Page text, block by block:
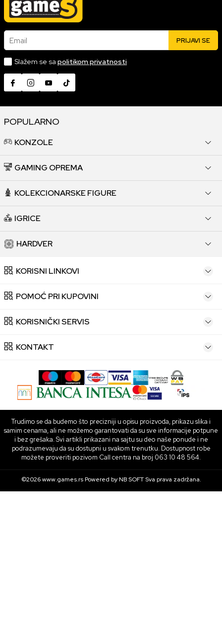
Email PRIJAVI SE
Slažem se sa politikom privatnosti
POPULARNO
KONZOLE
GAMING OPREMA
KOLEKCIONARSKE FIGURE
IGRICE
HARDVER
KORISNI LINKOVI
POMOĆ PRI KUPOVINI
KORISNIČKI SERVIS
KONTAKT
Trudimo se da budemo što precizniji u opisu proizvoda, prikazu slika i
samim cenama, ali ne možemo garantovati da su sve informacije potpune
i bez grešaka. Svi artikli prikazani na sajtu su deo naše ponude i ne
podrazumevaju da su dostupni u svakom trenutku. Dostupnost robe
možete proveriti pozivom Call centra na broj 063 10 48 564.
©2026www.games.rs Powered byNB SOFTSva prava zadržana.